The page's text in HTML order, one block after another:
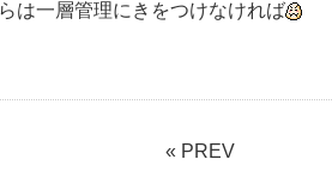
は一層管理にきをつけなければ
« PREV